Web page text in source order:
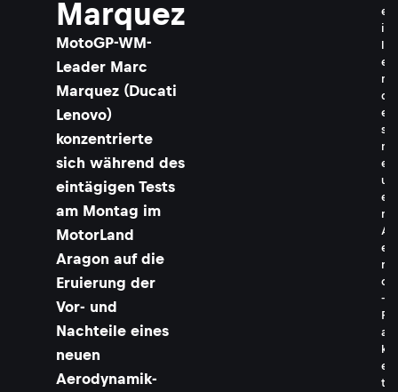
Marquez
MotoGP-WM-
Leader Marc
Marquez (Ducati
Lenovo)
konzentrierte
sich während des
eintägigen Tests
am Montag im
MotorLand
Aragon auf die
Eruierung der
Vor- und
Nachteile eines
neuen
Aerodynamik-
e
i
l
e
n
d
e
s
n
e
u
e
n
A
e
r
o
-
P
a
k
e
t